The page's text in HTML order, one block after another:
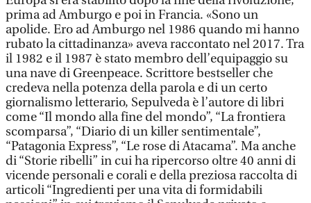
prima ad Amburgo e poi in Francia. «Sono un
apolide. Ero ad Amburgo nel 1986 quando mi hanno
rubato la cittadinanza» aveva raccontato nel 2017. Tra
il 1982 e il 1987 è stato membro dell’equipaggio su
una nave di Greenpeace. Scrittore bestseller che
credeva nella potenza della parola e di un certo
giornalismo letterario, Sepulveda è l’autore di libri
come “Il mondo alla fine del mondo”, “La frontiera
scomparsa”, “Diario di un killer sentimentale”,
“Patagonia Express”, “Le rose di Atacama”. Ma anche
di “Storie ribelli” in cui ha ripercorso oltre 40 anni di
vicende personali e corali e della preziosa raccolta di
articoli “Ingredienti per una vita di formidabili